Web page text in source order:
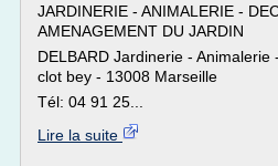
JARDINERIE - ANIMALERIE -
AMENAGEMENT DU JARDIN
DELBARD Jardinerie -
clot bey - 13008 Marseille
Tél: 04 91 25...
Lire la suite